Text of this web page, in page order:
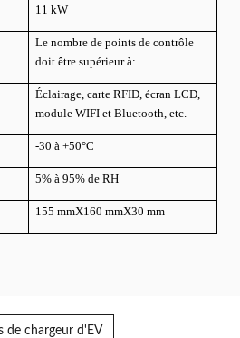
11 kW
Le nombre de points de contrôle
doit être supérieur à:
Éclairage, carte RFID, écran LCD,
module WIFI et Bluetooth, etc.
-30 à +50°C
5% à 95% de RH
155 mmX160 mmX30 mm
de chargeur d'EV